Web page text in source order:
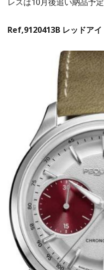
レスは10月後追い納品予定
Ref,9120413B レッドアイ